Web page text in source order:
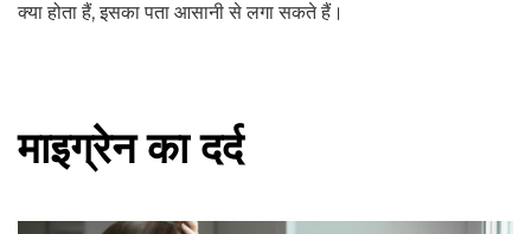
क्या होता हैं, इसका पता आसानी से लगा सकते हैं।
माइग्रेन का दर्द